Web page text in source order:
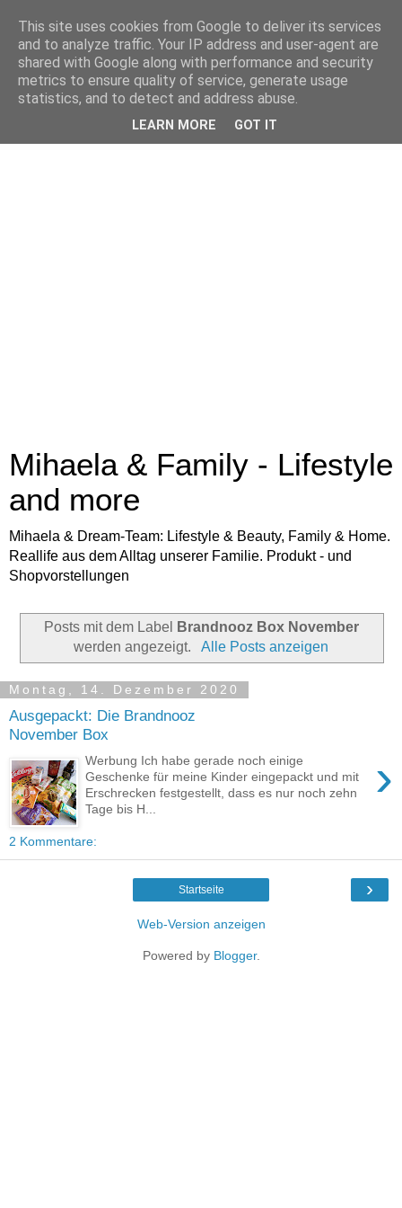
Mihaela & Family - Lifestyle
and more
Mihaela & Dream-Team: Lifestyle & Beauty, Family & Home.
Reallife aus dem Alltag unserer Familie. Produkt - und
Shopvorstellungen
Posts mit dem Label
Brandnooz Box November
werden angezeigt.
Alle Posts anzeigen
Montag, 14. Dezember 2020
Ausgepackt: Die Brandnooz
November Box
›
Werbung Ich habe gerade noch einige
Geschenke für meine Kinder eingepackt und mit
Erschrecken festgestellt, dass es nur noch zehn
Tage bis H...
2 Kommentare:
›
Startseite
Web-Version anzeigen
Powered by Blogger.
This site uses cookies from Google to deliver its services
and to analyze traffic. Your IP address and user-agent are
shared with Google along with performance and security
metrics to ensure quality of service, generate usage
statistics, and to detect and address abuse.
LEARN MORE GOT IT